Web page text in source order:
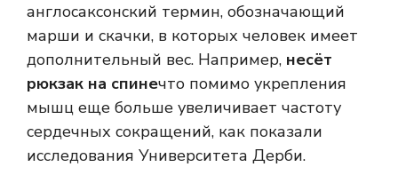
англосаксонский термин, обозначающий
марши и скачки, в которых человек имеет
дополнительный вес. Например, несёт
рюкзак на спинечто помимо укрепления
мышц еще больше увеличивает частоту
сердечных сокращений, как показали
исследования Университета Дерби.